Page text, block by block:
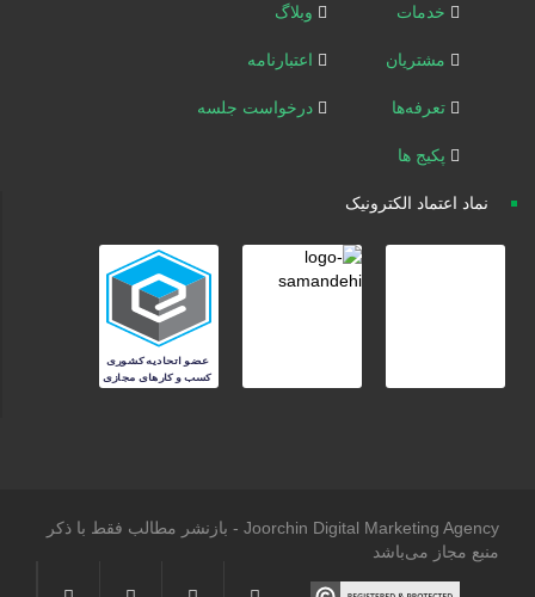
خدمات
مشتریان
تعرفه‌ها
پکیج ها
وبلاگ
اعتبارنامه
درخواست جلسه
نماد اعتماد الکترونیک
Joorchin Digital Marketing Agency - بازنشر مطالب فقط با ذکر
منبع مجاز می‌باشد